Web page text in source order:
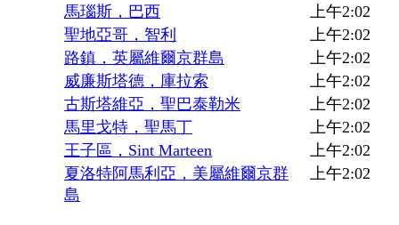
馬瑙斯，巴西
上午2:02
聖地亞哥，智利
上午2:02
路鎮，英屬維爾京群島
上午2:02
威廉斯塔德，庫拉索
上午2:02
古斯塔維亞，聖巴泰勒米
上午2:02
馬里戈特，聖馬丁
上午2:02
王子區，Sint Marteen
上午2:02
夏洛特阿馬利亞，美屬維爾京群
島
上午2:02